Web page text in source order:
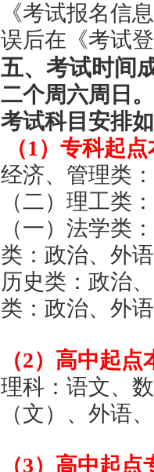
《考试报名信
误后在《考试
五、考试时间
二个周六周日。
考试科目安排
（1）专科起点
经济、管理类
（二）理工类
（一）法学类
类：政治、外
历史类：政治
类：政治、外
（2）高中起点
理科：语文、
（文）、外语
（3）高中起点